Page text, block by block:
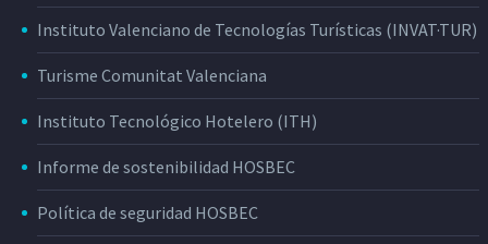
Instituto Valenciano de Tecnologías Turísticas (INVAT·TUR)
Turisme Comunitat Valenciana
Instituto Tecnológico Hotelero (ITH)
Informe de sostenibilidad HOSBEC
Política de seguridad HOSBEC